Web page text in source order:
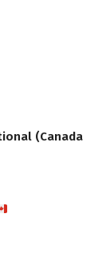
(Canada